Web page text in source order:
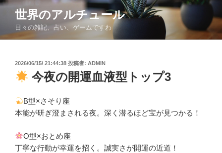
コ
ン
世界のアルチュール
日々の雑記、占い、ゲームですわ
投
稿
日:
2026/06/15/ 21:44:38 投稿者: ADMIN
今夜の開運血液型トップ3
B型×さそり座
本能が研ぎ澄まされる夜。深く潜るほど宝が見つかる！
O型×おとめ座
丁寧な行動が幸運を招く。誠実さが開運の近道！